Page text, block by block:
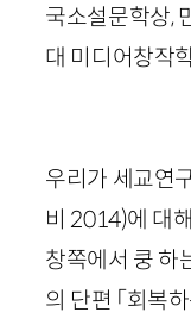
국소설문학상,
대 미디어창작
우리가 세교연
비 2014)에 대
창쪽에서 쿵 하
의 단편 「회복